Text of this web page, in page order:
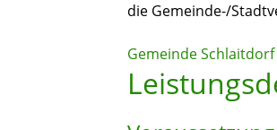
die Gemeinde-/
Gemeinde Schlaitdorf